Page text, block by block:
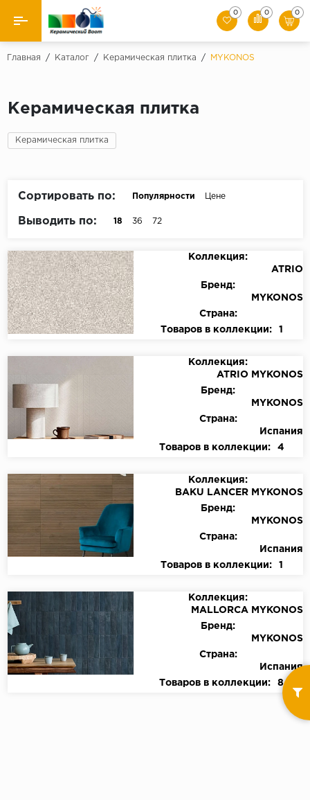
Назад
Керамическая плитка
Керамогранит
0 0 0
Главная / Каталог / Керамическая плитка / MYKONOS
Керамическая плитка
Керамическая плитка
Сортировать по: Популярности Цене
Выводить по: 18 36 72
Коллекция:
ATRIO
Бренд:
MYKONOS
Страна:
Товаров в коллекции:
1
Коллекция:
ATRIO MYKONOS
Бренд:
MYKONOS
Страна:
Испания
Товаров в коллекции:
4
Коллекция:
BAKU LANCER MYKONOS
Бренд:
MYKONOS
Страна:
Испания
Товаров в коллекции:
1
Коллекция:
MALLORCA MYKONOS
Бренд:
MYKONOS
Страна:
Испания
Товаров в коллекции:
8